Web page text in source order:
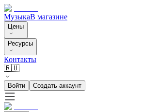
МузыкаВ магазине
Цены
Ресурсы
Контакты
🇷🇺
Войти Создать аккаунт